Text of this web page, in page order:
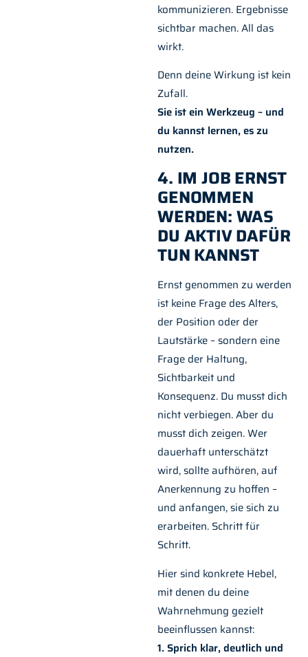
kommunizieren. Ergebnisse
sichtbar machen. All das
wirkt.
Denn deine Wirkung ist kein
Zufall.
Sie ist ein Werkzeug – und
du kannst lernen, es zu
nutzen.
4. IM JOB ERNST
GENOMMEN
WERDEN: WAS
DU AKTIV DAFÜR
TUN KANNST
Ernst genommen zu werden
ist keine Frage des Alters,
der Position oder der
Lautstärke – sondern eine
Frage der Haltung,
Sichtbarkeit und
Konsequenz. Du musst dich
nicht verbiegen. Aber du
musst dich zeigen. Wer
dauerhaft unterschätzt
wird, sollte aufhören, auf
Anerkennung zu hoffen –
und anfangen, sie sich zu
erarbeiten. Schritt für
Schritt.
Hier sind konkrete Hebel,
mit denen du deine
Wahrnehmung gezielt
beeinflussen kannst:
1. Sprich klar, deutlich und